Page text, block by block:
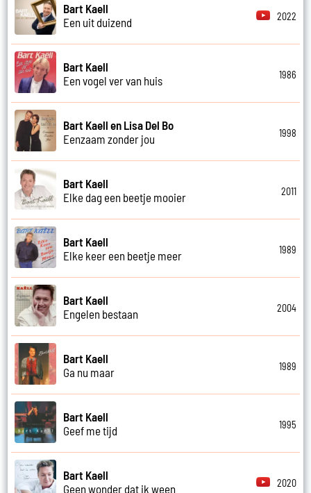
Bart Kaell
Een uit duizend
2022
Bart Kaell
Een vogel ver van huis
1986
Bart Kaell en Lisa Del Bo
Eenzaam zonder jou
1998
Bart Kaell
Elke dag een beetje mooier
2011
Bart Kaell
Elke keer een beetje meer
1989
Bart Kaell
Engelen bestaan
2004
Bart Kaell
Ga nu maar
1989
Bart Kaell
Geef me tijd
1995
Bart Kaell
Geen wonder dat ik ween
2020